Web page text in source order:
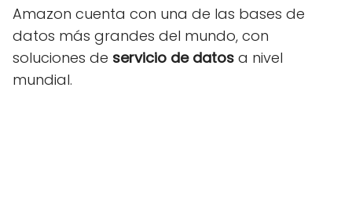
Amazon cuenta con una de las bases de
datos más grandes del mundo, con
soluciones de servicio de datos a nivel
mundial.